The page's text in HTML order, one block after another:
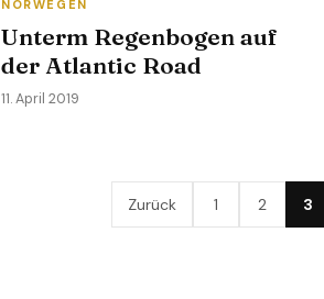
NORWEGEN
Unterm Regenbogen auf
der Atlantic Road
11. April 2019
Zurück 1 2 3